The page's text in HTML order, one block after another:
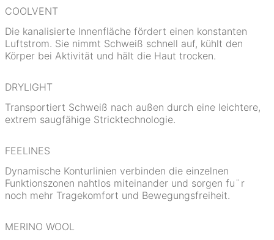
COOLVENT
Die kanalisierte Innenfläche fördert einen konstanten
Luftstrom. Sie nimmt Schweiß schnell auf, kühlt den
Körper bei Aktivität und hält die Haut trocken.
DRYLIGHT
Transportiert Schweiß nach außen durch eine leichtere,
extrem saugfähige Stricktechnologie.
FEELINES
Dynamische Konturlinien verbinden die einzelnen
Funktionszonen nahtlos miteinander und sorgen fu¨r
noch mehr Tragekomfort und Bewegungsfreiheit.
MERINO WOOL